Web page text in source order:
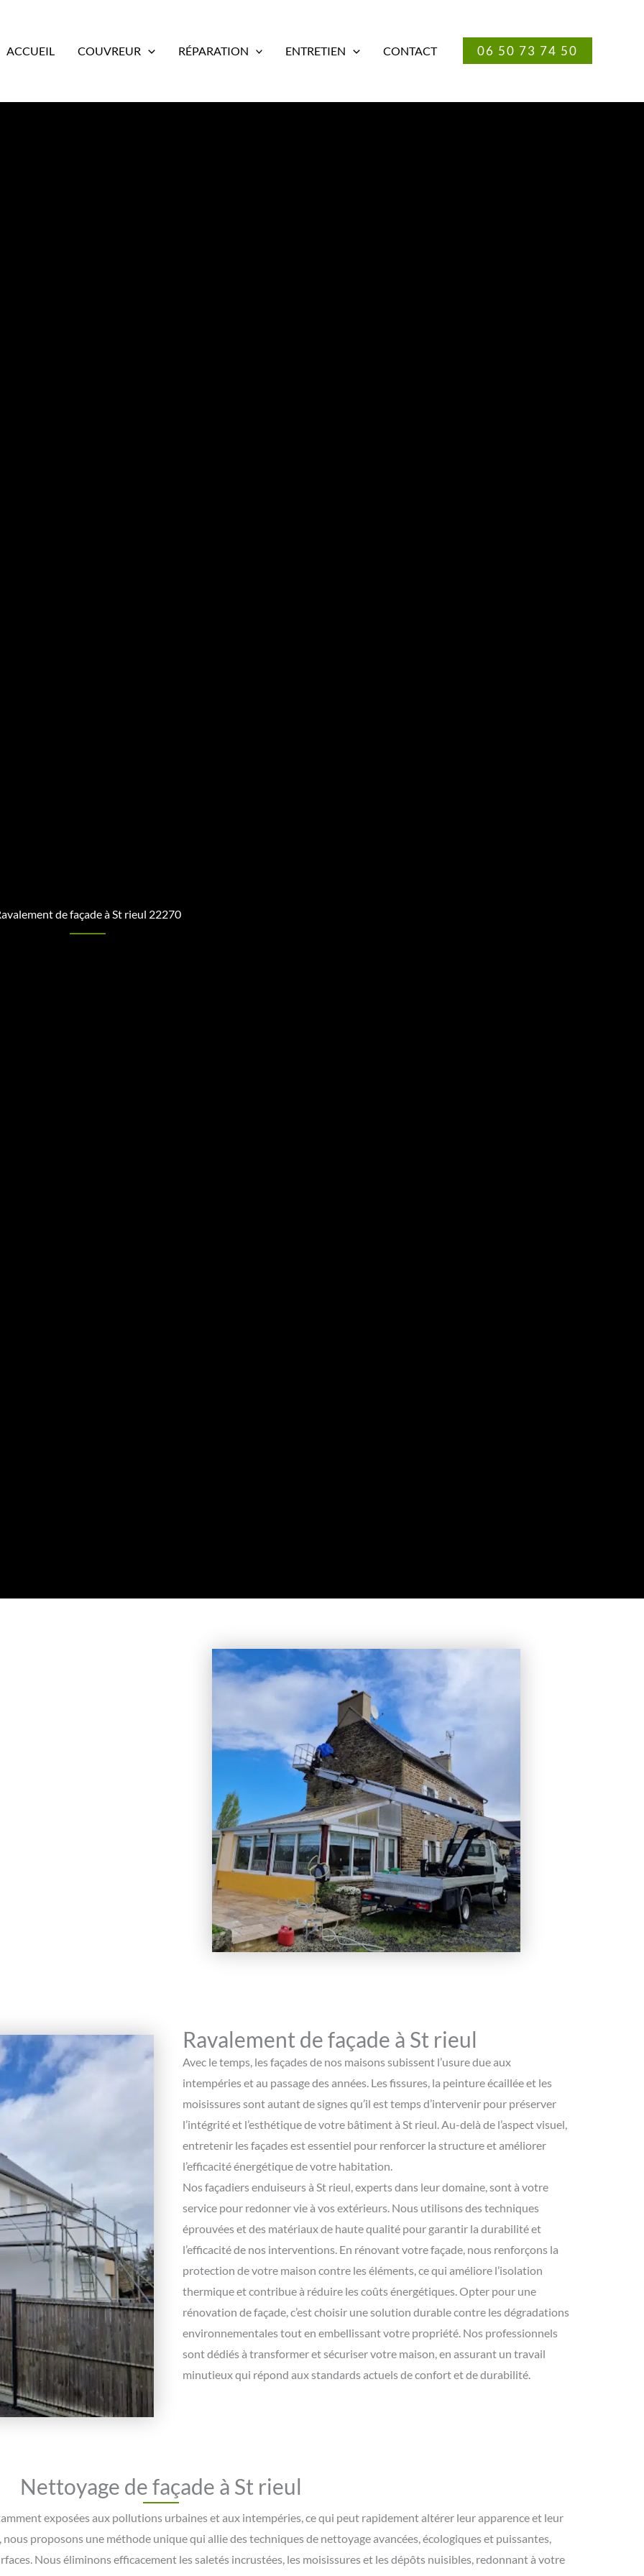
ACCUEIL COUVREUR RÉPARATION ENTRETIEN CONTACT 06 50 73 74 50
de façade à St rieul 22270
Ravalement de façade à St rieul
Avec le temps, les façades de nos maisons subissent l’usure due aux
intempéries et au passage des années. Les fissures, la peinture écaillée et les
moisissures sont autant de signes qu’il est temps d’intervenir pour préserver
l’intégrité et l’esthétique de votre bâtiment à St rieul. Au-delà de l’aspect visuel,
entretenir les façades est essentiel pour renforcer la structure et améliorer
l’efficacité énergétique de votre habitation.
Nos façadiers enduiseurs à St rieul, experts dans leur domaine, sont à votre
service pour redonner vie à vos extérieurs. Nous utilisons des techniques
éprouvées et des matériaux de haute qualité pour garantir la durabilité et
l’efficacité de nos interventions. En rénovant votre façade, nous renforçons la
protection de votre maison contre les éléments, ce qui améliore l’isolation
thermique et contribue à réduire les coûts énergétiques. Opter pour une
rénovation de façade, c’est choisir une solution durable contre les dégradations
environnementales tout en embellissant votre propriété. Nos professionnels
sont dédiés à transformer et sécuriser votre maison, en assurant un travail
minutieux qui répond aux standards actuels de confort et de durabilité.
Nettoyage de façade à St rieul
exposées aux pollutions urbaines et aux intempéries, ce qui peut rapidement altérer leur apparence et leur
proposons une méthode unique qui allie des techniques de nettoyage avancées, écologiques et puissantes,
Nous éliminons efficacement les saletés incrustées, les moisissures et les dépôts nuisibles, redonnant à votre